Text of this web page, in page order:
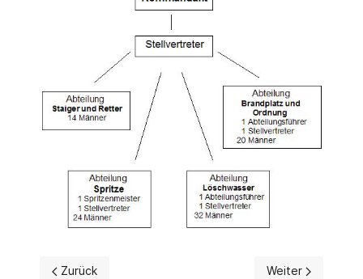
Vorheriger Beitrag: Kontakt Hengstfeld
Zurück Nächster
Weiter